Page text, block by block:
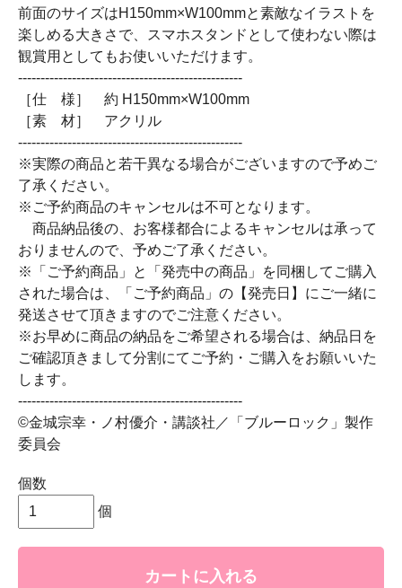
前面のサイズはH150mm×W100mmと素敵なイラストを
楽しめる大きさで、スマホスタンドとして使わない際は
観賞用としてもお使いいただけます。
--------------------------------------------------
［仕 様］ 約 H150mm×W100mm
［素 材］ アクリル
--------------------------------------------------
※実際の商品と若干異なる場合がございますので予めご
了承ください。
※ご予約商品のキャンセルは不可となります。
商品納品後の、お客様都合によるキャンセルは承って
おりませんので、予めご了承ください。
※「ご予約商品」と「発売中の商品」を同梱してご購入
された場合は、「ご予約商品」の【発売日】にご一緒に
発送させて頂きますのでご注意ください。
※お早めに商品の納品をご希望される場合は、納品日を
ご確認頂きまして分割にてご予約・ご購入をお願いいた
します。
--------------------------------------------------
©金城宗幸・ノ村優介・講談社／「ブルーロック」製作
委員会
個数
個
カートに入れる